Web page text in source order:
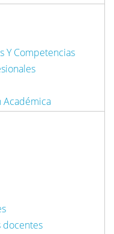
Y Competencias
Académica
docentes